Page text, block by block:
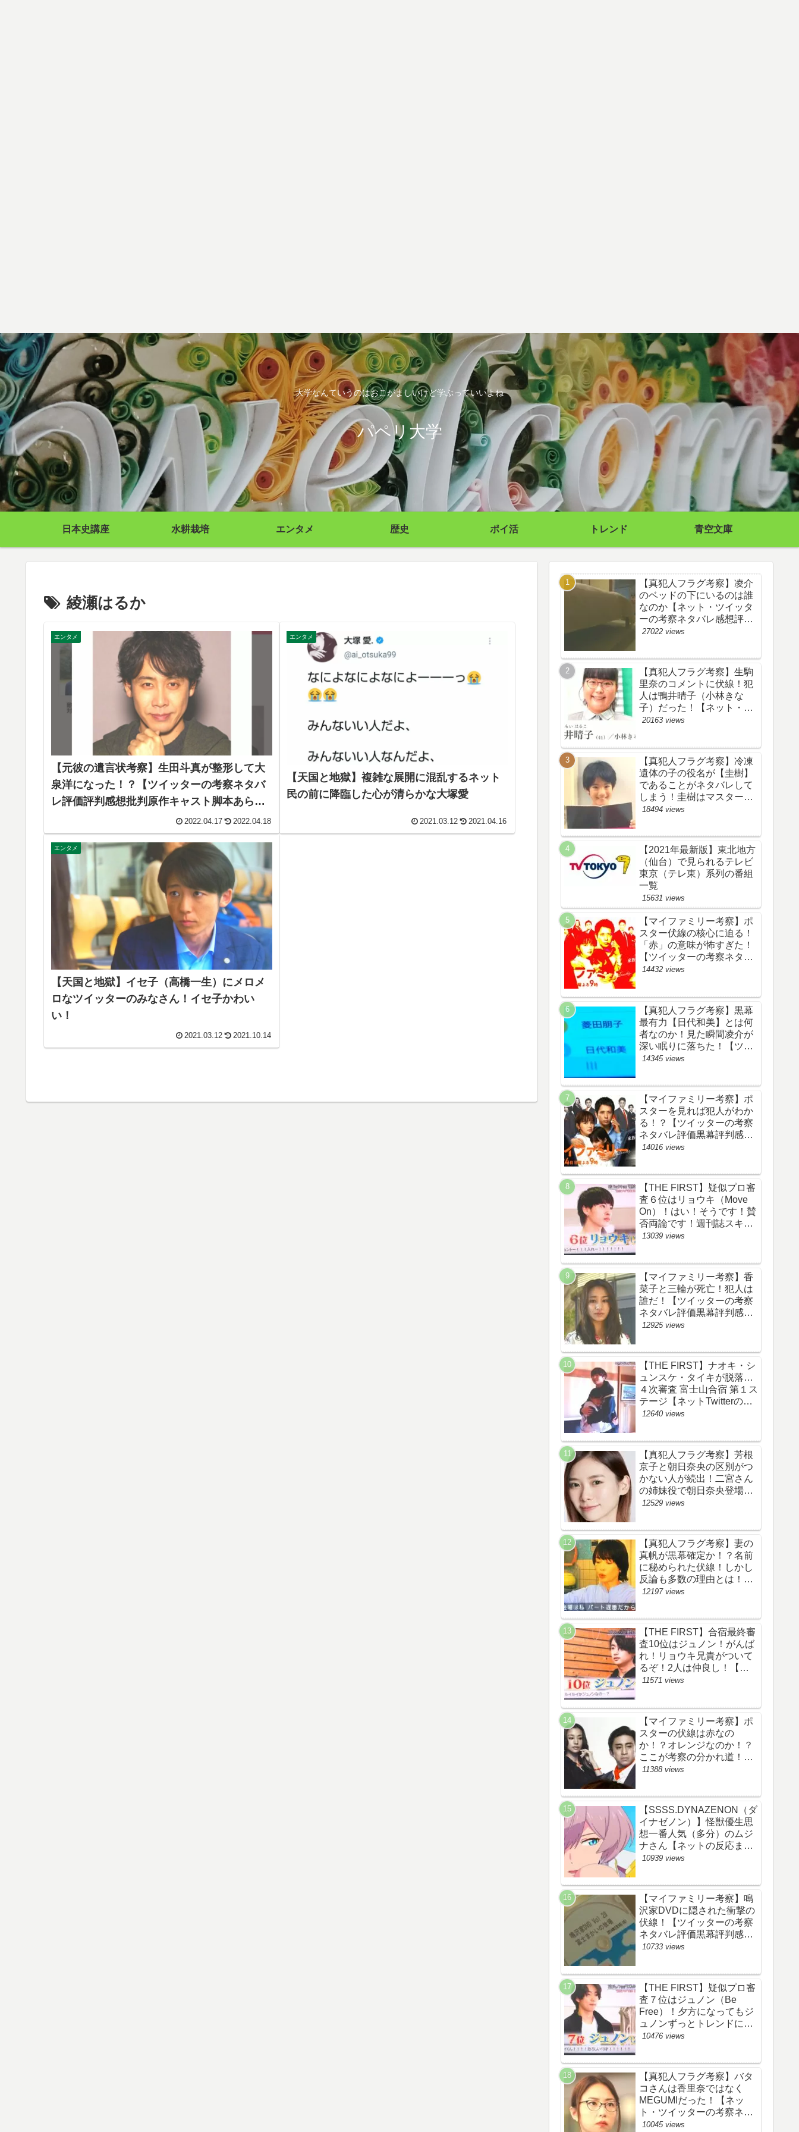
大学なんていうのはおこがましいけど学ぶっていいよね
パペリ大学
日本史講座 水耕栽培 エンタメ 歴史 ポイ活 トレンド 青空文庫
綾瀬はるか
エンタメ
【元彼の遺言状考察】生田斗真が整形して大
泉洋になった！？【ツイッターの考察ネタバ
レ評価評判感想批判原作キャスト脚本あらす
2022.04.17 2022.04.18
エンタメ
【天国と地獄】複雑な展開に混乱するネット
民の前に降臨した心が清らかな大塚愛
2021.03.12 2021.04.16
エンタメ
【天国と地獄】イセ子（高橋一生）にメロメ
ロなツイッターのみなさん！イセ子かわい
い！
2021.03.12 2021.10.14
【真犯人フラグ考察】凌介
のベッドの下にいるのは誰
なのか【ネット・ツイッタ
ーの考察ネタバレ感想評価
評判あらすじ原作犯人キャ
27022 views
【真犯人フラグ考察】生駒
里奈のコメントに伏線！犯
人は鴨井晴子（小林きな
子）だった！【ネット・ツ
イッターの考察ネタバレ感
め・鴨居晴子】
20163 views
【真犯人フラグ考察】冷凍
遺体の子の役名が【圭樹】
であることがネタバレして
しまう！圭樹はマスター日
野渉とバタコの子供か！
作犯人キャスト黒幕伏線ま
とめ】
18494 views
【2021年最新版】東北地方
（仙台）で見られるテレビ
東京（テレ東）系列の番組
一覧
15631 views
【マイファミリー考察】ポ
スター伏線の核心に迫る！
「赤」の意味が怖すぎた！
【ツイッターの考察ネタバ
レ評価黒幕評判感想批判原
14432 views
【真犯人フラグ考察】黒幕
最有力【日代和美】とは何
者なのか！見た瞬間凌介が
深い眠りに落ちた！【ツイ
ッターの考察ネタバレ感想
14345 views
【マイファミリー考察】ポ
スターを見れば犯人がわか
る！？【ツイッターの考察
ネタバレ評価黒幕評判感想
批判原作犯人キャスト脚本
14016 views
【THE FIRST】疑似プロ審
査６位はリョウキ（Move
On）！はい！そうです！賛
否両論です！週刊誌スキャ
ンダルの件も尾を引いてま
め・スッキリ・
BE:FIRST・ビーファース
ト】
13039 views
【マイファミリー考察】香
菜子と三輪が死亡！犯人は
誰だ！【ツイッターの考察
ネタバレ評価黒幕評判感想
批判原作犯人キャスト脚本
12925 views
【THE FIRST】ナオキ・シ
ュンスケ・タイキが脱落…
４次審査 富士山合宿 第１ス
テージ【ネットTwitterのネ
タバレ感想考察評価評判ま
ァースト】
12640 views
【真犯人フラグ考察】芳根
京子と朝日奈央の区別がつ
かない人が続出！二宮さん
の姉妹役で朝日奈央登場
か！【ネット・ツイッター
ト黒幕伏線まとめ】
12529 views
【真犯人フラグ考察】妻の
真帆が黒幕確定か！？名前
に秘められた伏線！しかし
反論も多数の理由とは！
【ネット・ツイッターの考
幕伏線まとめ】
12197 views
【THE FIRST】合宿最終審
査10位はジュノン！がんば
れ！リョウキ兄貴がついて
るぞ！2人は仲良し！【ザ
ファースト・ネット・ツイ
リ・BE:FIRST・ビーファ
ースト・JUNON・
RYOKI】
11571 views
【マイファミリー考察】ポ
スターの伏線は赤なの
か！？オレンジなのか！？
ここが考察の分かれ道！
【ツイッターの考察ネタバ
じ伏線まとめ】
11388 views
【SSSS.DYNAZENON（ダ
イナゼノン）】怪獣優生思
想一番人気（多分）のムジ
ナさん【ネットの反応まと
め】
10939 views
【マイファミリー考察】鳴
沢家DVDに隠された衝撃の
伏線！【ツイッターの考察
ネタバレ評価黒幕評判感想
批判原作犯人キャスト脚本
10733 views
【THE FIRST】疑似プロ審
査７位はジュノン（Be
Free）！夕方になってもジ
ュノンずっとトレンドにい
るww【ザファースト・ネッ
BE:FIRST・ビーファース
ト】
10476 views
【真犯人フラグ考察】バタ
コさんは香里奈ではなく
MEGUMIだった！【ネッ
ト・ツイッターの考察ネタ
バレ感想評価評判あらすじ
10045 views